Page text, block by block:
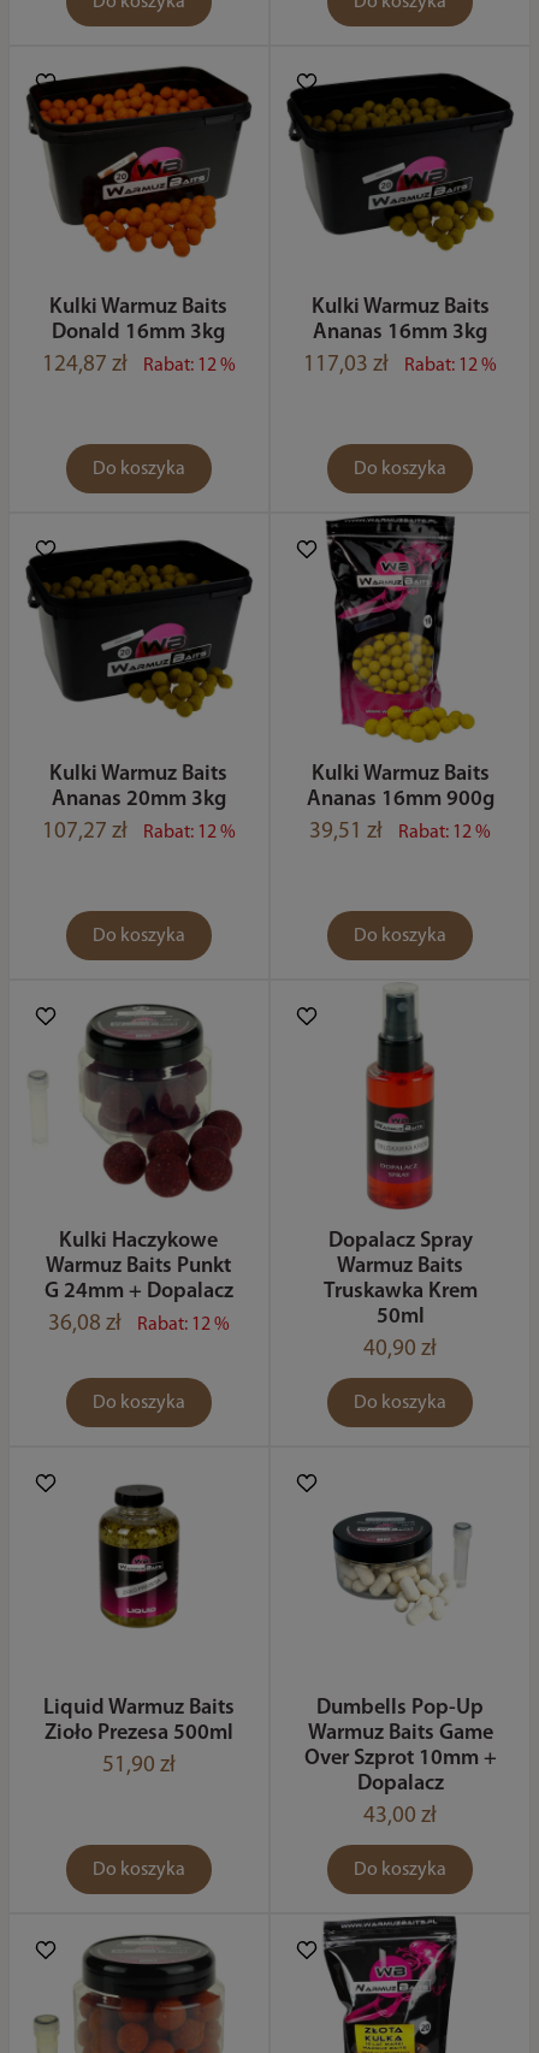
Kulki Warmuz Baits
Donald 16mm 3kg
124,87 zł
Rabat: 12 %
Do koszyka
Kulki Warmuz Baits
Ananas 16mm 3kg
117,03 zł
Rabat: 12 %
Do koszyka
Kulki Warmuz Baits
Ananas 20mm 3kg
107,27 zł
Rabat: 12 %
Do koszyka
Kulki Warmuz Baits
Ananas 16mm 900g
39,51 zł
Rabat: 12 %
Do koszyka
Kulki Haczykowe
Warmuz Baits Punkt
G 24mm + Dopalacz
36,08 zł
Rabat: 12 %
Do koszyka
Dopalacz Spray
Warmuz Baits
Truskawka Krem
50ml
40,90 zł
Do koszyka
Liquid Warmuz Baits
Zioło Prezesa 500ml
51,90 zł
Do koszyka
Dumbells Pop-Up
Warmuz Baits Game
Over Szprot 10mm +
Dopalacz
43,00 zł
Do koszyka